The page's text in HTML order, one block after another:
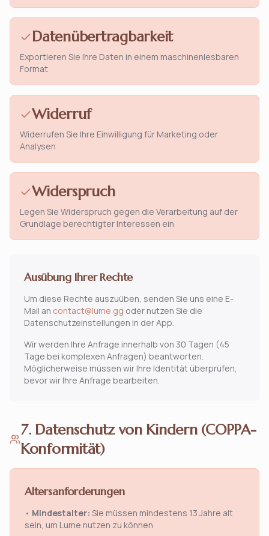
Datenübertragbarkeit
Exportieren Sie Ihre Daten in einem maschinenlesbaren
Format
Widerruf
Widerrufen Sie Ihre Einwilligung für Marketing oder
Analysen
Widerspruch
Legen Sie Widerspruch gegen die Verarbeitung auf der
Grundlage berechtigter Interessen ein
Ausübung Ihrer Rechte
Um diese Rechte auszuüben, senden Sie uns eine E-
Mail an contact@lume.gg oder nutzen Sie die
Datenschutzeinstellungen in der App.
Wir werden Ihre Anfrage innerhalb von 30 Tagen (45
Tage bei komplexen Anfragen) beantworten.
Möglicherweise müssen wir Ihre Identität überprüfen,
bevor wir Ihre Anfrage bearbeiten.
7. Datenschutz von Kindern (COPPA-
Konformität)
Altersanforderungen
• Mindestalter: Sie müssen mindestens 13 Jahre alt
sein, um Lume nutzen zu können